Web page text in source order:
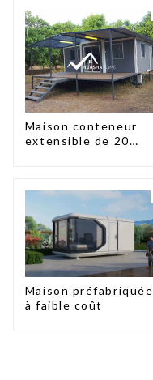
Maison conteneur
extensible de 20
Maison préfabriquée
à faible coût